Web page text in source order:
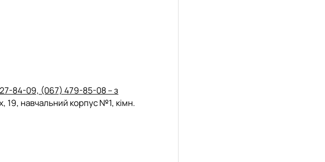
84-09, (067) 479-85-08 – з
19, навчальний корпус №1, кімн.